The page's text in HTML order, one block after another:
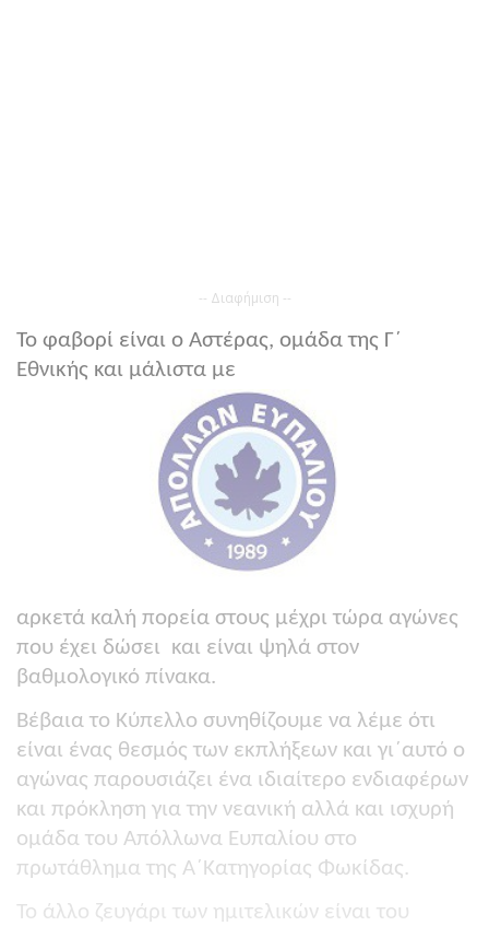
-- Διαφήμιση --
Το φαβορί είναι ο Αστέρας, ομάδα της Γ΄
Εθνικής και μάλιστα με
αρκετά καλή πορεία στους μέχρι τώρα αγώνες
που έχει δώσει και είναι ψηλά στον
βαθμολογικό πίνακα.
Βέβαια το Κύπελλο συνηθίζουμε να λέμε ότι
είναι ένας θεσμός των εκπλήξεων και γι΄αυτό ο
αγώνας παρουσιάζει ένα ιδιαίτερο ενδιαφέρων
και πρόκληση για την νεανική αλλά και ισχυρή
ομάδα του Απόλλωνα Ευπαλίου στο
πρωτάθλημα της Α΄Κατηγορίας Φωκίδας.
Το άλλο ζευγάρι των ημιτελικών είναι του